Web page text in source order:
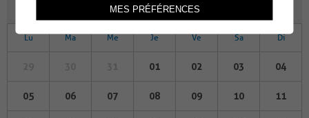
JUIN 2023
Lu Ma Me Je Ve Sa Di
01 02 03 04
05 06 07 08 09 10 11
MES PRÉFÉRENCES